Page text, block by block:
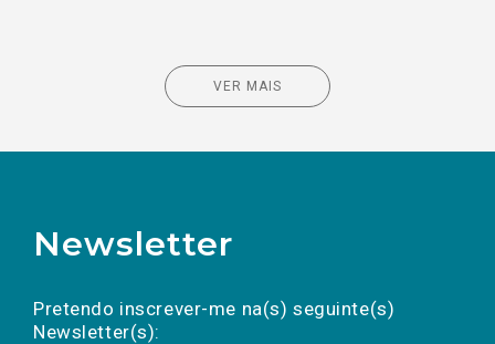
VER MAIS
Newsletter
Pretendo inscrever-me na(s) seguinte(s)
Newsletter(s):
a(s) newsletter(s).
mail